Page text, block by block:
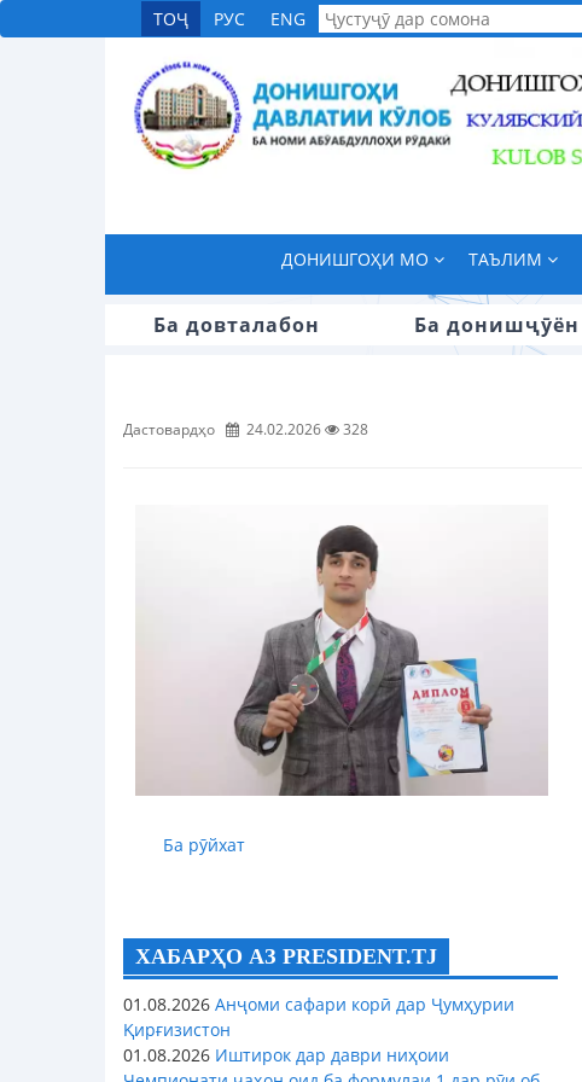
ТОҶ РУС ENG
ДОНИШГОҲИ МО ТАЪЛИМ
Ба довталабон Ба донишҷӯён
Дастовардҳо 24.02.2026 328
Ба рӯйхат
ХАБАРҲО АЗ PRESIDENT.TJ
01.08.2026 Анҷоми сафари корӣ дар Ҷумҳурии
Қирғизистон
01.08.2026 Иштирок дар даври ниҳоии